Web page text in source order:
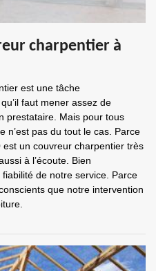
charpentier à
est une tâche
faut mener assez de
prestataire. Mais pour tous
n’est pas du tout le cas. Parce
un couvreur charpentier très
à l’écoute. Bien
de notre service. Parce
que notre intervention